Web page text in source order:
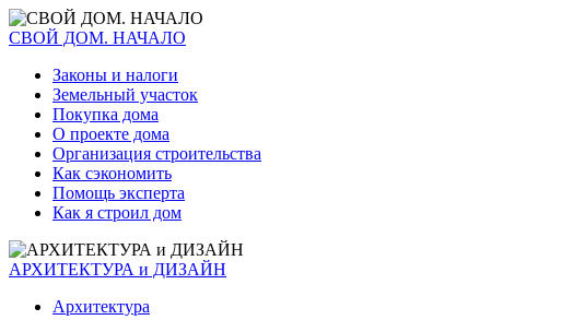
СВОЙ ДОМ. НАЧАЛО
Законы и налоги
Земельный участок
Покупка дома
О проекте дома
Организация строительства
Как сэкономить
Помощь эксперта
Как я строил дом
АРХИТЕКТУРА и ДИЗАЙН
Архитектура